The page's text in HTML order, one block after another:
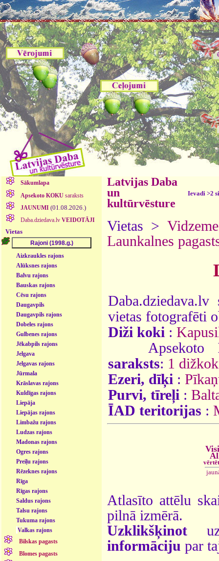
Sākumlapa
Apsekoto KOKUsaraksts
JAUNUMI (01.08.2026.)
Daba.dziedava.lv VEIDOTĀJI
Vietas
Aizkraukles rajons
Alūksnes rajons
Balvu rajons
Bauskas rajons
Cēsu rajons
Daugavpils
Daugavpils rajons
Dobeles rajons
Gulbenes rajons
Jēkabpils rajons
Jelgava
Jelgavas rajons
Jūrmala
Krāslavas rajons
Kuldīgas rajons
Liepāja
Liepājas rajons
Limbažu rajons
Ludzas rajons
Madonas rajons
Ogres rajons
Preiļu rajons
Rēzeknes rajons
Rīga
Rīgas rajons
Saldus rajons
Talsu rajons
Tukuma rajons
Valkas rajons
Bilskas pagasts
Blomes pagasts
Latvijas Daba
un
kultūrvēsture
Ievadi >2
Vietas > Vidzeme
Launkalnes
vietas fotografēti
Diži koki :
Apsekoto
saraksts: 1
Ezeri, dīķi :
Purvi, tīreļi :
ĪAD teritorijas :
Atlasīto attēlu
pilnā izmērā.
Uzklikšķinot
informāciju par